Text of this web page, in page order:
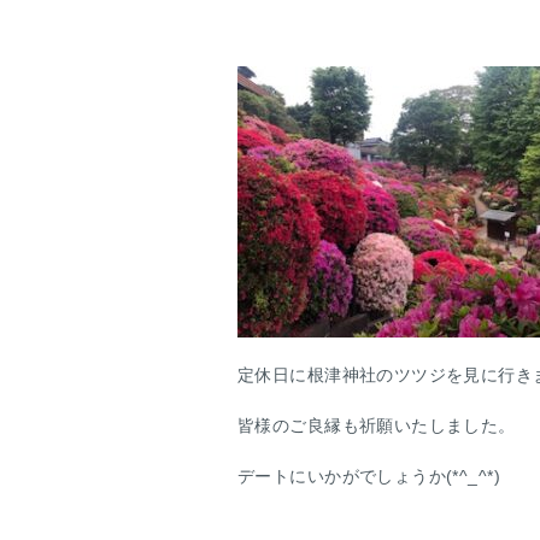
定休日に根津神社のツツジを見に行き
皆様のご良縁も祈願いたしました。
デートにいかがでしょうか(*^_^*)